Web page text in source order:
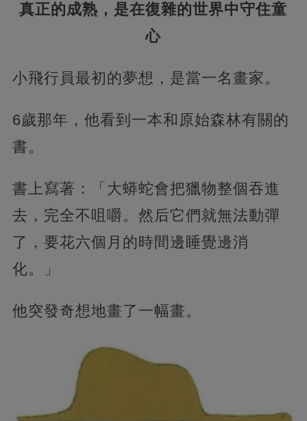
真正的成熟， 是在復雜的世界中守住童
心
小飛行員最初的夢想，是當一名畫家。
6歲那年，他看到一本和原始森林有關的
書。
書上寫著：「大蟒蛇會把獵物整個吞進
去，完全不咀嚼。然后它們就無法動彈
了， 要花六個月的時間邊睡覺邊消
化。」
他突發奇想地畫了一幅畫。